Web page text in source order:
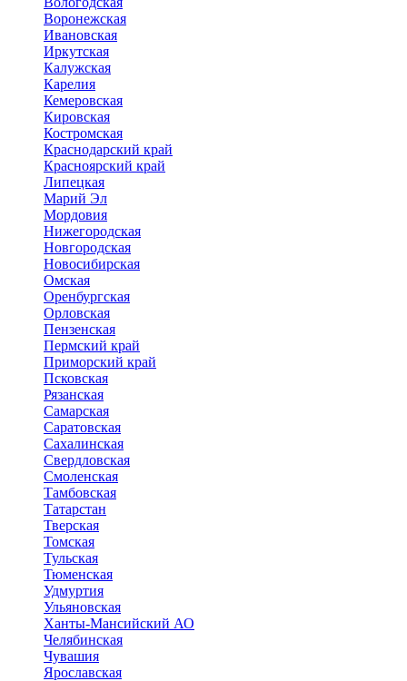
Воронежская
Ивановская
Иркутская
Калужская
Карелия
Кемеровская
Кировская
Костромская
Краснодарский край
Красноярский край
Липецкая
Марий Эл
Мордовия
Нижегородская
Новгородская
Новосибирская
Омская
Оренбургская
Орловская
Пензенская
Пермский край
Приморский край
Псковская
Рязанская
Самарская
Саратовская
Сахалинская
Свердловская
Смоленская
Тамбовская
Татарстан
Тверская
Томская
Тульская
Тюменская
Удмуртия
Ульяновская
Ханты-Мансийский АО
Челябинская
Чувашия
Ярославская